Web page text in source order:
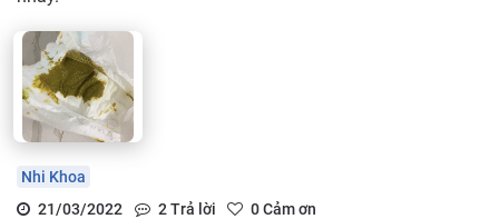
Nhi Khoa
21/03/2022
2Trả lời 0Cảm ơn